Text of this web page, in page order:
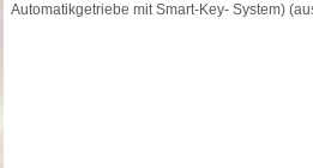
Automatikgetriebe mit Smart-Key- System)